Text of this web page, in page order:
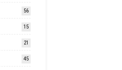
56
15
21
45